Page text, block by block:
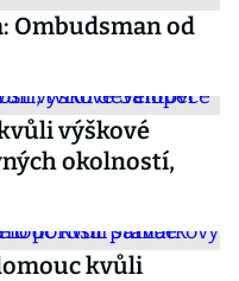
Ombudsman od
výškové
okolností,
kvůli